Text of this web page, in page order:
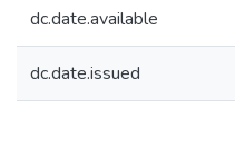
dc.date.available
dc.date.issued